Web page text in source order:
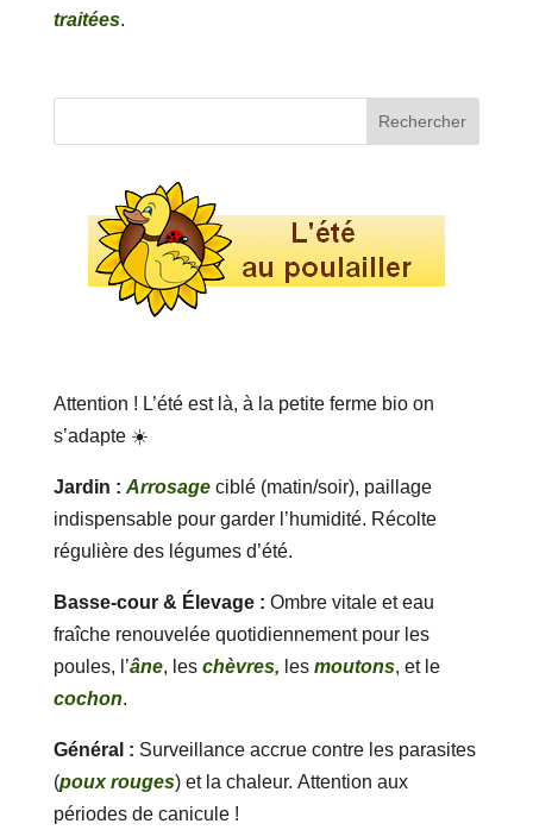
traitées.
Attention ! L’été est là, à la petite ferme bio on
s’adapte ☀️
Jardin : Arrosageciblé (matin/soir), paillage
indispensable pour garder l’humidité. Récolte
régulière des légumes d’été.
Basse-cour & Élevage : Ombre vitale et eau
fraîche renouvelée quotidiennement pour les
poules, l’âne, les chèvres, les moutons, et le
cochon.
Général : Surveillance accrue contre les parasites
(poux rouges) et la chaleur. Attention aux
périodes de canicule !